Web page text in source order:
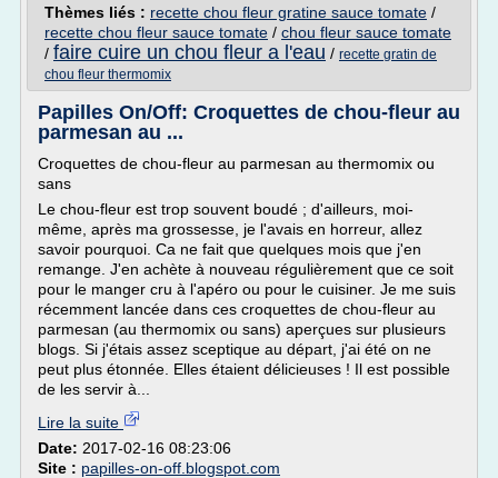
Thèmes liés : recette chou fleur gratine sauce tomate /
recette chou fleur sauce tomate / chou fleur sauce tomate
/ faire cuire un chou fleur a l'eau / recette gratin de
chou fleur thermomix
Papilles On/Off: Croquettes de chou-fleur au
parmesan au ...
Croquettes de chou-fleur au parmesan au thermomix ou
sans
Le chou-fleur est trop souvent boudé ; d'ailleurs, moi-
même, après ma grossesse, je l'avais en horreur, allez
savoir pourquoi. Ca ne fait que quelques mois que j'en
remange. J'en achète à nouveau régulièrement que ce soit
pour le manger cru à l'apéro ou pour le cuisiner. Je me suis
récemment lancée dans ces croquettes de chou-fleur au
parmesan (au thermomix ou sans) aperçues sur plusieurs
blogs. Si j'étais assez sceptique au départ, j'ai été on ne
peut plus étonnée. Elles étaient délicieuses ! Il est possible
de les servir à...
Lire la suite
Date: 2017-02-16 08:23:06
Site : papilles-on-off.blogspot.com